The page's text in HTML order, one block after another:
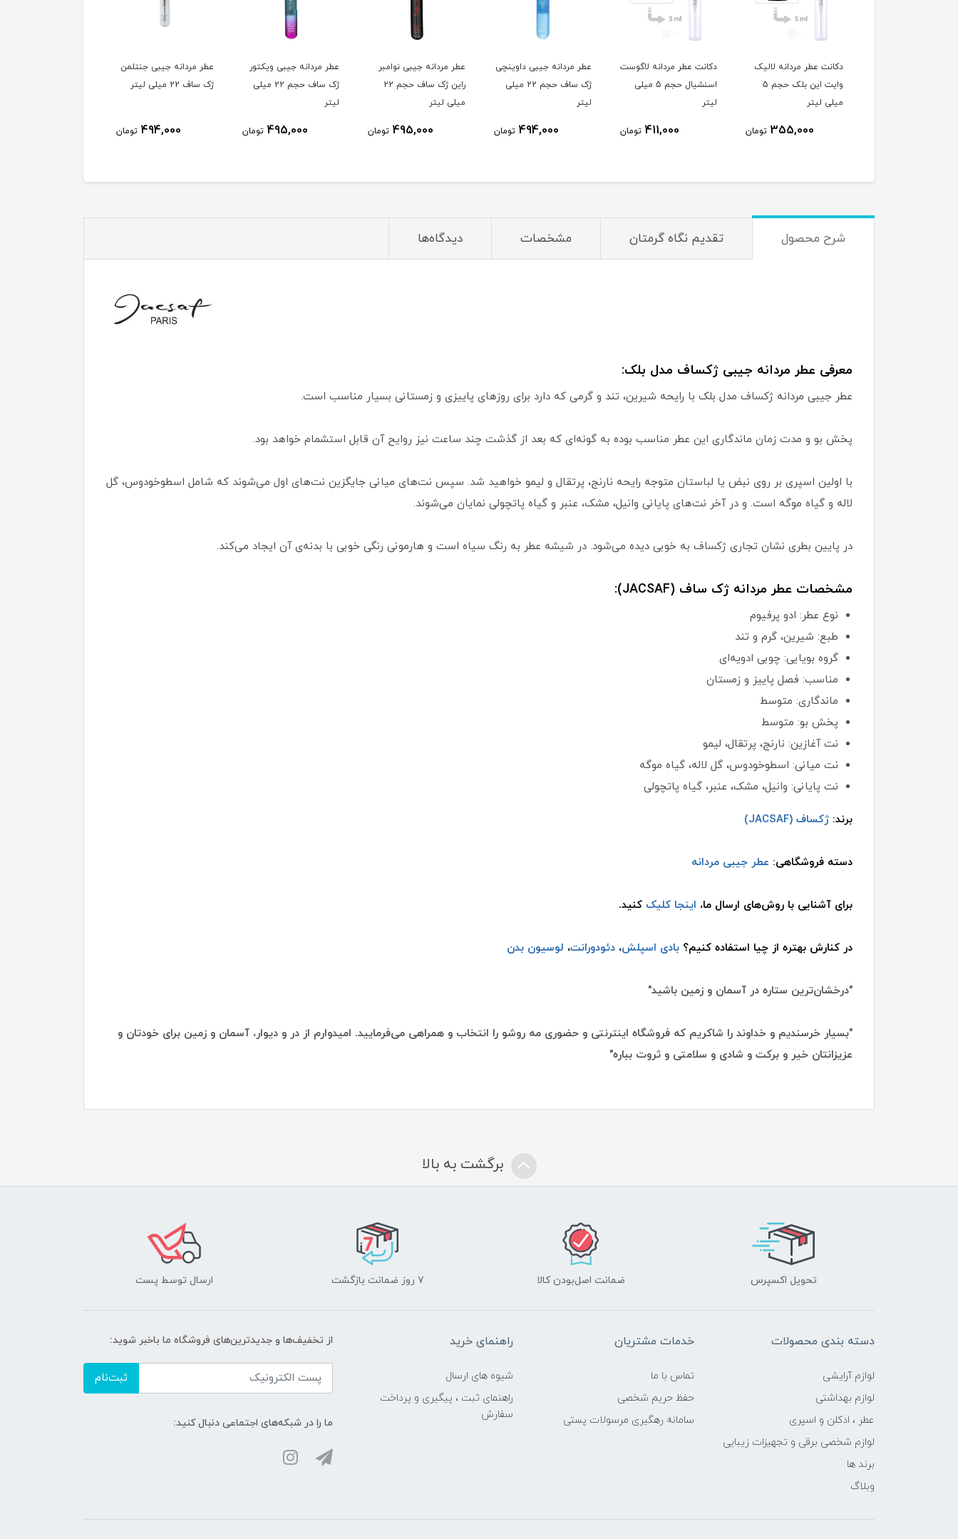
دکانت عطر مردانه لالیک
وایت این بلک حجم 5
میلی لیتر
355,000 تومان
دکانت عطر مردانه لاگوست
اسنشیال حجم 5 میلی
لیتر
411,000 تومان
عطر مردانه جیبی داوینچی
ژک ساف حجم 22 میلی
لیتر
494,000 تومان
عطر مردانه جیبی نوامبر
راین ژک ساف حجم 22
میلی لیتر
495,000 تومان
عطر مردانه جیبی ویکتور
ژک ساف حجم 22 میلی
لیتر
495,000 تومان
عطر مردانه جیبی جنتلمن
ژک ساف 22 میلی لیتر
494,000 تومان
شرح محصول تقدیم نگاه گرمتان مشخصات دیدگاه‌ها
معرفی عطر مردانه جیبی ژکساف مدل بلک:
عطر جیبی مردانه ژکساف مدل بلک با رایحه شیرین، تند و گرمی که دارد برای روزهای پاییزی و زمستانی بسیار مناسب است.
پخش بو و مدت زمان ماندگاری این عطر مناسب بوده به گونه‌ای که بعد از گذشت چند ساعت نیز روایح آن قابل استشمام خواهد بود.
با اولین اسپری بر روی نبض یا لباستان متوجه رایحه نارنج، پرتقال و لیمو خواهید شد. سپس نت‌های میانی جایگزین نت‌های اول می‌شوند که شامل اسطوخودوس، گل
لاله و گیاه موگه است. و در آخر نت‌های پایانی وانیل، مشک، عنبر و گیاه پاتچولی نمایان می‌شوند.
در پایین بطری نشان تجاری ژکساف به خوبی دیده می‌شود. در شیشه عطر به رنگ سیاه است و هارمونی رنگی خوبی با بدنه‌ی آن ایجاد می‌کند.
مشخصات عطر مردانه ژک ساف (JACSAF):
نوع عطر: ادو پرفیوم
طبع: شیرین، گرم و تند
گروه بویایی: چوبی ادویه‌ای
مناسب: فصل پاییز و زمستان
ماندگاری: متوسط
پخش بو: متوسط
نت آغازین: نارنج، پرتقال، لیمو
نت میانی: اسطوخودوس، گل لاله، گیاه موگه
نت پایانی: وانیل، مشک، عنبر، گیاه پاتچولی
برند: ژکساف (JACSAF)
دسته فروشگاهی: عطر جیبی مردانه
برای آشنایی با روش‌های ارسال ما، اینجا کلیک کنید.
در کنارش بهتره از چیا استفاده کنیم؟ بادی اسپلش، دئودورانت، لوسیون بدن
"درخشان‌ترین ستاره در آسمان و زمین باشید"
"بسیار خرسندیم و خداوند را شاکریم که فروشگاه اینترنتی و حضوری مه روشو را انتخاب و همراهی می‌فرمایید. امیدوارم از در و دیوار، آسمان و زمین برای خودتان و
عزیزانتان خیر و برکت و شادی و سلامتی و ثروت بباره"
برگشت به بالا
تحویل اکسپرس ضمانت اصل‌بودن کالا ۷ روز ضمانت بازگشت ارسال توسط پست
دسته بندی محصولات
لوازم آرایشی
لوازم بهداشتی
عطر ، ادکلن و اسپری
لوازم شخصی برقی و تجهیزات زیبایی
برند ها
وبلاگ
خدمات مشتریان
تماس با ما
حفظ حریم شخصی
سامانه رهگیری مرسولات پستی
راهنمای خرید
شیوه های ارسال
راهنمای ثبت ، پیگیری و پرداخت
سفارش
از تخفیف‌ها و جدیدترین‌های فروشگاه ما باخبر شوید:
ثبت‌نام
ما را در شبکه‌های اجتماعی دنبال کنید: